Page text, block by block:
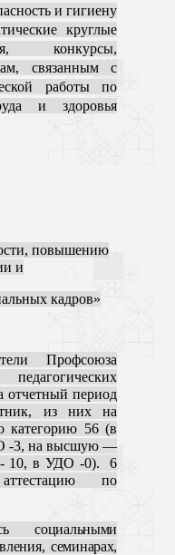
и гигиену
круглые
конкурсы,
связанным с
работы по
и здоровья
повышению
и
кадров»
Профсоюза
отчетный период
из них на
категорию 56 (в
-3, на высшую —
10, в УДО -0). 6
аттестацию по
социальными
семинарах,